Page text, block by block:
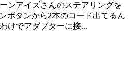
ンアイズさんのステアリングを
ボタンから2本のコード出てるん
けでアダプターに接...